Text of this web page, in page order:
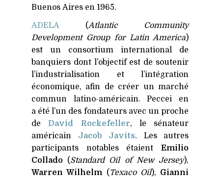
Buenos Aires en 1965.
ADELA (Atlantic Community
Development Group for Latin America)
est un consortium international de
banquiers dont l’objectif est de soutenir
l’industrialisation et l’intégration
économique, afin de créer un marché
commun latino-américain. Peccei en
a été l’un des fondateurs avec un proche
deDavid Rockefeller, le sénateur
américain Jacob Javits. Les autres
participants notables étaient Emilio
Collado (Standard Oil of New Jersey),
Warren Wilhelm ( Texaco Oil), Gianni